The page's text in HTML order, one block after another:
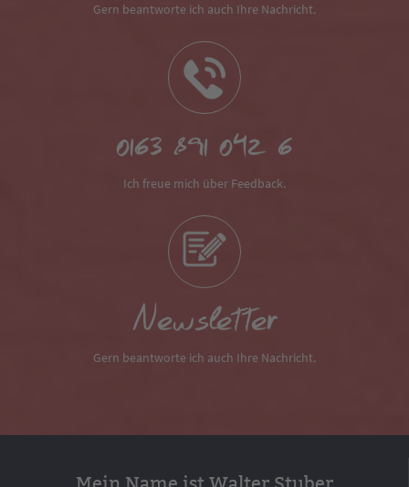
Gern beantworte ich auch Ihre Nachricht.
0163 891 042 6
Ich freue mich über Feedback.
Newsletter
Gern beantworte ich auch Ihre Nachricht.